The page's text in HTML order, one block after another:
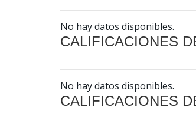
No hay datos disponibles.
CALIFICACIONES
No hay datos disponibles.
CALIFICACIONES